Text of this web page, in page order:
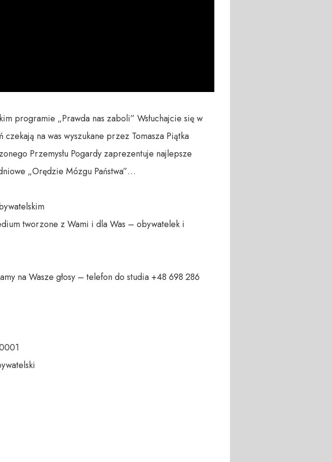
programie „Prawda nas zaboli” Wsłuchajcie się w
na was wyszukane przez Tomasza Piątka
Przemysłu Pogardy zaprezentuje najlepsze
„Orędzie Mózgu Państwa”…
tworzone z Wami i dla Was – obywatelek i
na Wasze głosy – telefon do studia +48 698 286